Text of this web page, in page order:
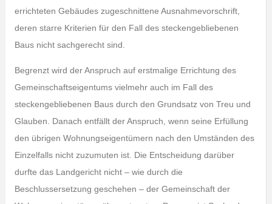
errichteten Gebäudes zugeschnittene Ausnahmevorschrift,
deren starre Kriterien für den Fall des steckengebliebenen
Baus nicht sachgerecht sind.
Begrenzt wird der Anspruch auf erstmalige Errichtung des
Gemeinschaftseigentums vielmehr auch im Fall des
steckengebliebenen Baus durch den Grundsatz von Treu und
Glauben. Danach entfällt der Anspruch, wenn seine Erfüllung
den übrigen Wohnungseigentümern nach den Umständen des
Einzelfalls nicht zuzumuten ist. Die Entscheidung darüber
durfte das Landgericht nicht – wie durch die
Beschlussersetzung geschehen – der Gemeinschaft der